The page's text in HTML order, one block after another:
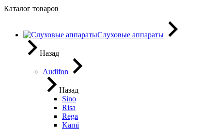
Каталог товаров
Слуховые аппараты
Назад
Audifon
Назад
Sino
Risa
Rega
Kami